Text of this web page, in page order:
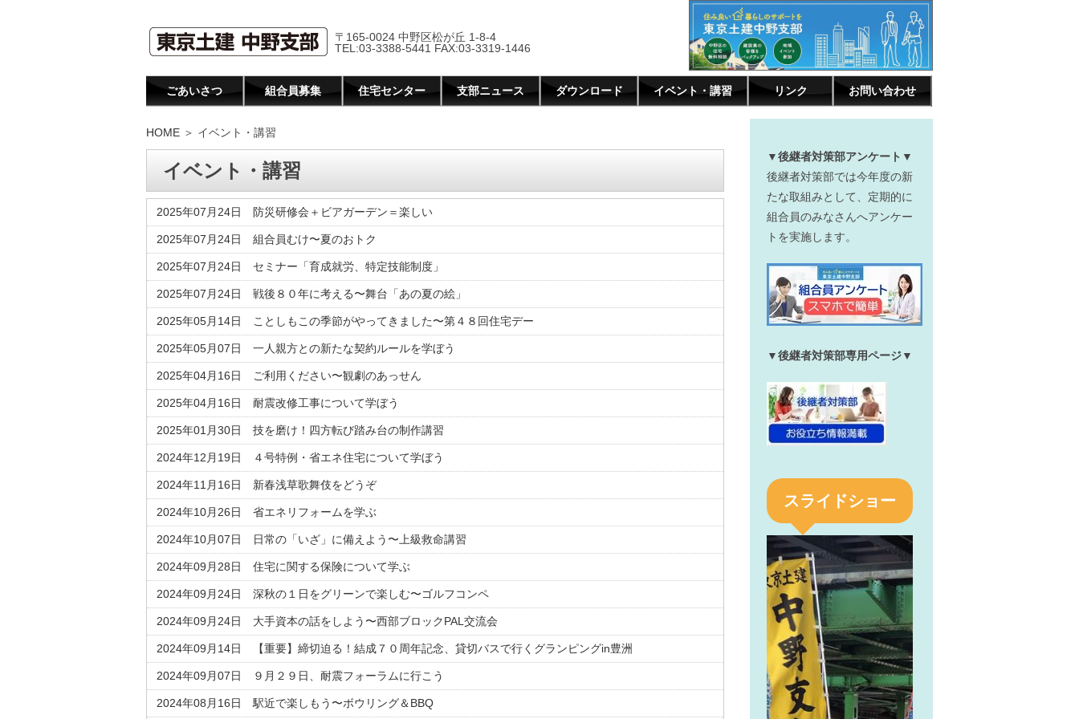
〒165-0024 中野区松が丘 1-8-4
TEL:03-3388-5441 FAX:03-3319-1446
ごあいさつ 組合員募集 住宅センター 支部ニュース ダウンロード イベント・講習 リンク お問い合わせ
HOME ＞ イベント・講習
イベント・講習
2025年07月24日 防災研修会＋ビアガーデン＝楽しい
2025年07月24日 組合員むけ〜夏のおトク
2025年07月24日 セミナー「育成就労、特定技能制度」
2025年07月24日 戦後８０年に考える〜舞台「あの夏の絵」
2025年05月14日 ことしもこの季節がやってきました〜第４８回住宅デー
2025年05月07日 一人親方との新たな契約ルールを学ぼう
2025年04月16日 ご利用ください〜観劇のあっせん
2025年04月16日 耐震改修工事について学ぼう
2025年01月30日 技を磨け！四方転び踏み台の制作講習
2024年12月19日 ４号特例・省エネ住宅について学ぼう
2024年11月16日 新春浅草歌舞伎をどうぞ
2024年10月26日 省エネリフォームを学ぶ
2024年10月07日 日常の「いざ」に備えよう〜上級救命講習
2024年09月28日 住宅に関する保険について学ぶ
2024年09月24日 深秋の１日をグリーンで楽しむ〜ゴルフコンペ
2024年09月24日 大手資本の話をしよう〜西部ブロックPAL交流会
2024年09月14日 【重要】締切迫る！結成７０周年記念、貸切バスで行くグランピングin豊洲
2024年09月07日 ９月２９日、耐震フォーラムに行こう
2024年08月16日 駅近で楽しもう〜ボウリング＆BBQ
▼後継者対策部アンケート▼
後継者対策部では今年度の新
たな取組みとして、定期的に
組合員のみなさんへアンケー
トを実施します。
▼後継者対策部専用ページ▼
スライドショー